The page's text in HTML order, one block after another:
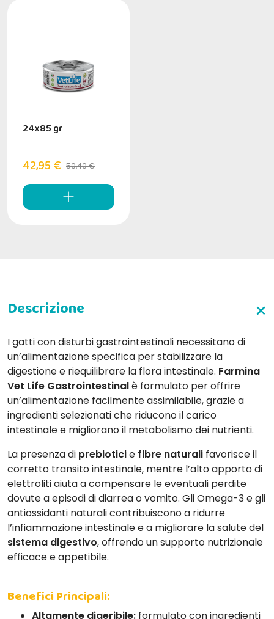
24x85 gr
42,95 € 50,40 €
I gatti con disturbi gastrointestinali necessitano di
un’alimentazione specifica per stabilizzare la
digestione e riequilibrare la flora intestinale. Farmina
Vet Life Gastrointestinalè formulato per offrire
un’alimentazione facilmente assimilabile, grazie a
ingredienti selezionati che riducono il carico
intestinale e migliorano il metabolismo dei nutrienti.
La presenza di prebioticie fibre naturali favorisce il
corretto transito intestinale, mentre l’alto apporto di
elettroliti aiuta a compensare le eventuali perdite
dovute a episodi di diarrea o vomito. Gli Omega-3 e gli
antiossidanti naturali contribuiscono a ridurre
l’infiammazione intestinale e a migliorare la salute del
sistema digestivo, offrendo un supporto nutrizionale
efficace e appetibile.
Benefici Principali:
Altamente digeribile: formulato con ingredienti